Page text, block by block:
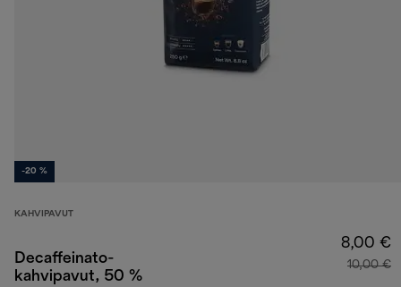
-20 %
KAHVIPAVUT
Decaffeinato-
kahvipavut, 50 %
8,00 €
10,00 €